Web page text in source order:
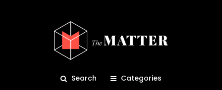
Search Categories
WHAT’S UP
ชวนไป ‘Reading Party’ ที่จะทำให้
เราได้ทั้งอ่าน ทั้งเจอเพื่อนใหม่ ใน
พื้นที่ใจกลางทองหล่อ